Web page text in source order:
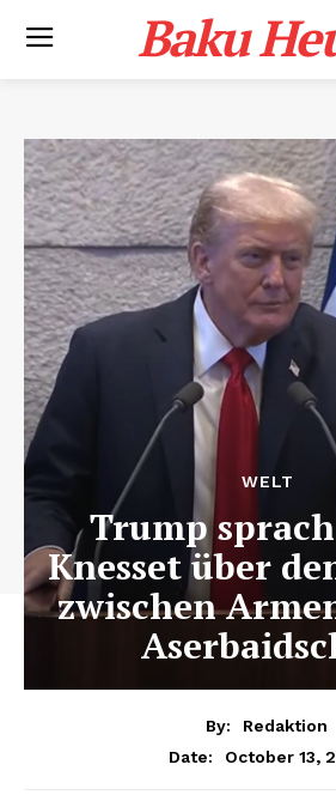
Baku
WELT
Trump
Knesset über
zwischen
By:
Redaktion
Date:
October 13,